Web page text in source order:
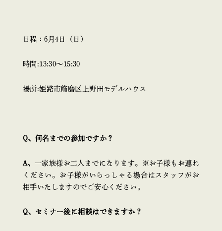
日程：6月4日（日）
時間:13:30〜15:30
場所:姫路市飾磨区上野田モデルハウス
Q、何名までの参加ですか？
A、 一家族様お二人までになります。※お子様もお連れ
ください。お子様がいらっしゃる場合はスタッフがお
相手いたしますのでご安心ください。
Q、セミナー後に相談はできますか？